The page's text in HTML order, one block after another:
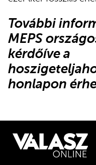
További
MEPS
kérdőíve a
honlapon